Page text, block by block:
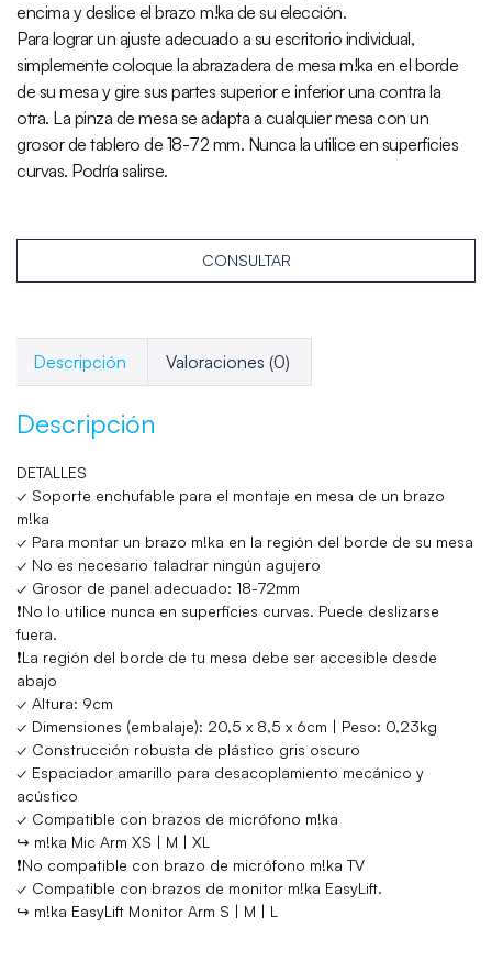
encima y deslice el brazo m!ka de su elección.
Para lograr un ajuste adecuado a su escritorio individual,
simplemente coloque la abrazadera de mesa m!ka en el borde
de su mesa y gire sus partes superior e inferior una contra la
otra. La pinza de mesa se adapta a cualquier mesa con un
grosor de tablero de 18-72 mm. Nunca la utilice en superficies
curvas. Podría salirse.
CONSULTAR
Descripción Valoraciones (0)
Descripción
DETALLES
✓ Soporte enchufable para el montaje en mesa de un brazo
m!ka
✓ Para montar un brazo m!ka en la región del borde de su mesa
✓ No es necesario taladrar ningún agujero
✓ Grosor de panel adecuado: 18-72mm
❗No lo utilice nunca en superficies curvas. Puede deslizarse
fuera.
❗La región del borde de tu mesa debe ser accesible desde
abajo
✓ Altura: 9cm
✓ Dimensiones (embalaje): 20,5 x 8,5 x 6cm | Peso: 0,23kg
✓ Construcción robusta de plástico gris oscuro
✓ Espaciador amarillo para desacoplamiento mecánico y
acústico
✓ Compatible con brazos de micrófono m!ka
↪ m!ka Mic Arm XS | M | XL
❗No compatible con brazo de micrófono m!ka TV
✓ Compatible con brazos de monitor m!ka EasyLift.
↪ m!ka EasyLift Monitor Arm S | M | L